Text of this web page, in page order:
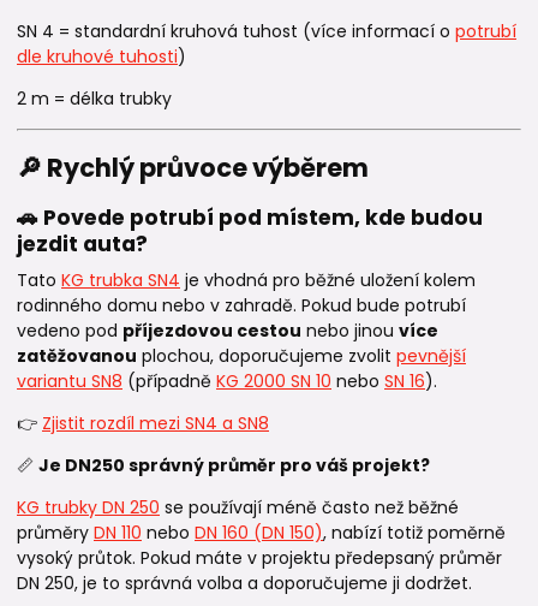
SN 4 = standardní kruhová tuhost (více informací o potrubí
dle kruhové tuhosti)
2 m = délka trubky
🔎 Rychlý průvoce výběrem
🚗 Povede potrubí pod místem, kde budou
jezdit auta?
Tato KG trubka SN4 je vhodná pro běžné uložení kolem
rodinného domu nebo v zahradě. Pokud bude potrubí
vedeno pod příjezdovou cestou nebo jinou více
zatěžovanou plochou, doporučujeme zvolit pevnější
variantu SN8 (případně KG 2000 SN 10 nebo SN 16).
👉 Zjistit rozdíl mezi SN4 a SN8
📏 Je DN250 správný průměr pro váš projekt?
KG trubky DN 250 se používají méně často než běžné
průměry DN 110 nebo DN 160 (DN 150), nabízí totiž poměrně
vysoký průtok. Pokud máte v projektu předepsaný průměr
DN 250, je to správná volba a doporučujeme ji dodržet.